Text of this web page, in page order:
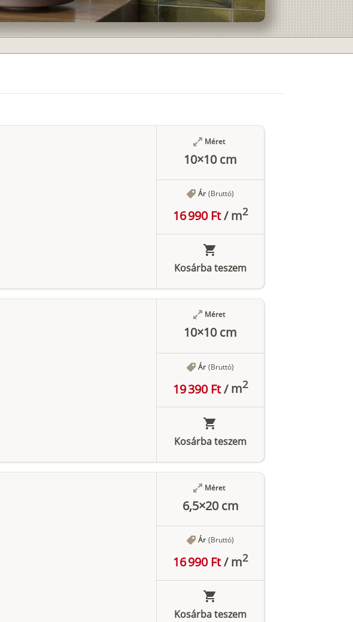
Méret
10×10 cm
Ár (Bruttó)
16 990 Ft/m2
Kosárba teszem
Méret
10×10 cm
Ár (Bruttó)
19 390 Ft/m2
Kosárba teszem
Méret
6,5×20 cm
Ár (Bruttó)
16 990 Ft/m2
Kosárba teszem